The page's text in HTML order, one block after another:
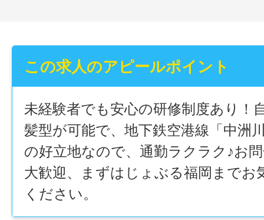
この求人のアピールポイント
未経験者でも安心の研修制度あり！
髪型が可能で、地下鉄空港線「中洲
の好立地なので、通勤ラクラク♪お
大歓迎、まずはじょぶる福岡までお
ください。